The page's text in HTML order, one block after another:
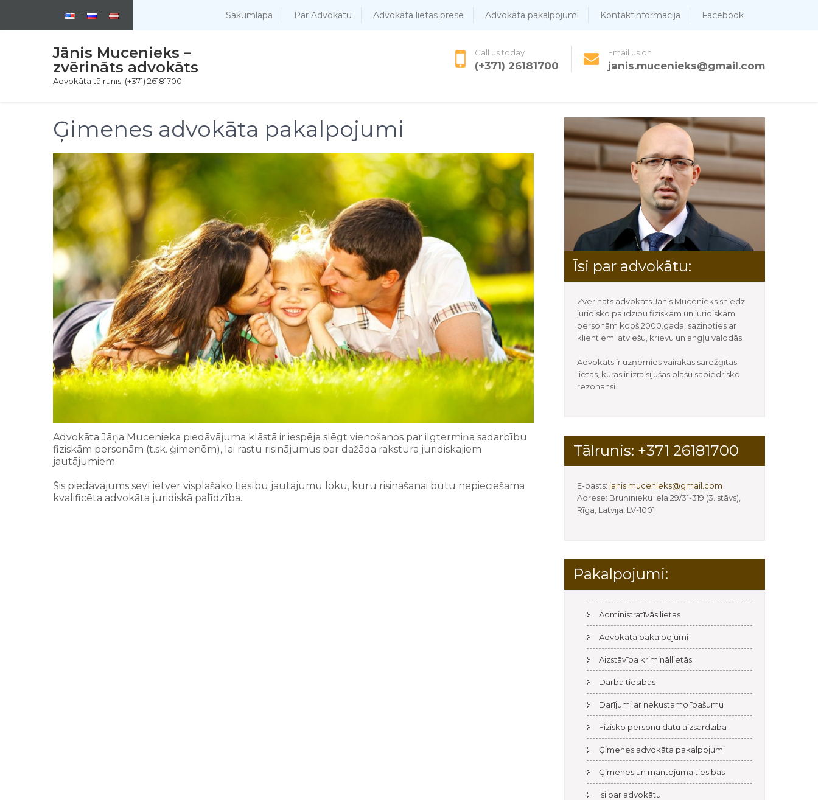
Sākumlapa Par Advokātu Advokāta lietas presē Advokāta pakalpojumi Kontaktinformācija Facebook
Jānis Mucenieks –
zvērināts advokāts
Advokāta tālrunis: (+371) 26181700
Call us today
(+371) 26181700
Email us on
janis.mucenieks@gmail.com
Ģimenes advokāta pakalpojumi
Advokāta Jāņa Mucenieka piedāvājuma klāstā ir iespēja slēgt vienošanos par ilgtermiņa sadarbību
fiziskām personām (t.sk. ģimenēm), lai rastu risinājumus par dažāda rakstura juridiskajiem
jautājumiem.
Šis piedāvājums sevī ietver visplašāko tiesību jautājumu loku, kuru risināšanai būtu nepieciešama
kvalificēta advokāta juridiskā palīdzība.
Īsi par advokātu:
Zvērināts advokāts Jānis Mucenieks sniedz
juridisko palīdzību fiziskām un juridiskām
personām kopš 2000.gada, sazinoties ar
klientiem latviešu, krievu un angļu valodās.
Advokāts ir uzņēmies vairākas sarežģītas
lietas, kuras ir izraisījušas plašu sabiedrisko
rezonansi.
Tālrunis: +371 26181700
E-pasts: janis.mucenieks@gmail.com
Adrese: Bruņinieku iela 29/31-319 (3. stāvs),
Rīga, Latvija, LV-1001
Pakalpojumi:
Administratīvās lietas
Advokāta pakalpojumi
Aizstāvība krimināllietās
Darba tiesības
Darījumi ar nekustamo īpašumu
Fizisko personu datu aizsardzība
Ģimenes advokāta pakalpojumi
Ģimenes un mantojuma tiesības
Īsi par advokātu